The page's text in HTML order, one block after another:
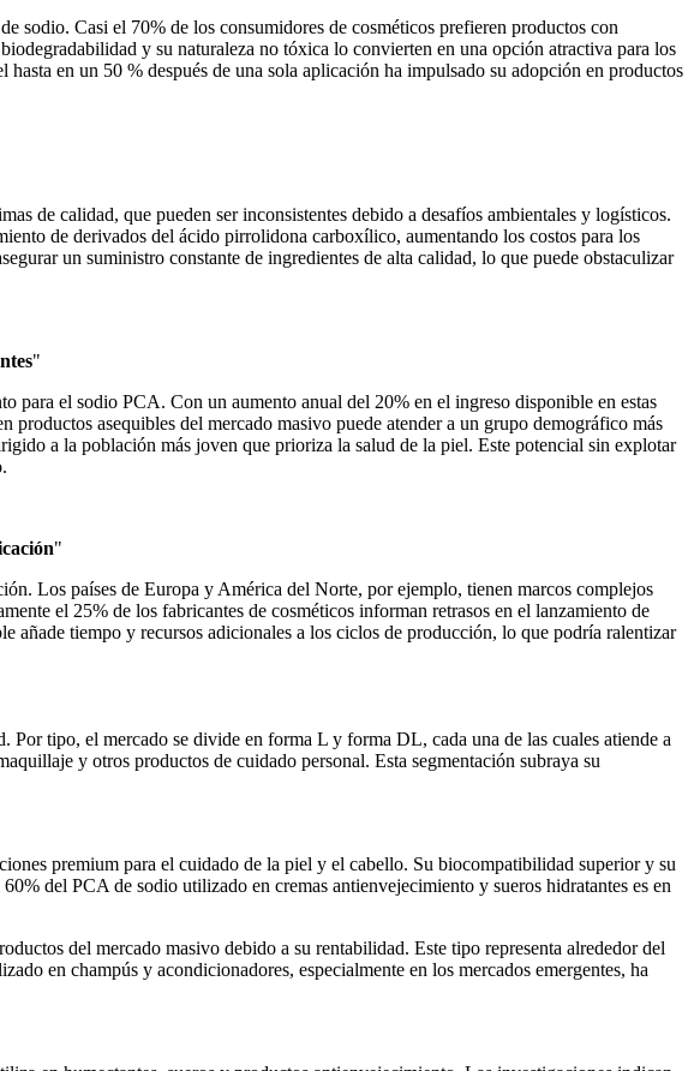
sodio. Casi el 70% de los consumidores de cosméticos prefieren productos con
y su naturaleza no tóxica lo convierten en una opción atractiva para los
en un 50 % después de una sola aplicación ha impulsado su adopción en productos
de calidad, que pueden ser inconsistentes debido a desafíos ambientales y logísticos.
de derivados del ácido pirrolidona carboxílico, aumentando los costos para los
un suministro constante de ingredientes de alta calidad, lo que puede obstaculizar
"
para el sodio PCA. Con un aumento anual del 20% en el ingreso disponible en estas
asequibles del mercado masivo puede atender a un grupo demográfico más
a la población más joven que prioriza la salud de la piel. Este potencial sin explotar
"
Los países de Europa y América del Norte, por ejemplo, tienen marcos complejos
el 25% de los fabricantes de cosméticos informan retrasos en el lanzamiento de
tiempo y recursos adicionales a los ciclos de producción, lo que podría ralentizar
tipo, el mercado se divide en forma L y forma DL, cada una de las cuales atiende a
y otros productos de cuidado personal. Esta segmentación subraya su
premium para el cuidado de la piel y el cabello. Su biocompatibilidad superior y su
del PCA de sodio utilizado en cremas antienvejecimiento y sueros hidratantes es en
del mercado masivo debido a su rentabilidad. Este tipo representa alrededor del
en champús y acondicionadores, especialmente en los mercados emergentes, ha